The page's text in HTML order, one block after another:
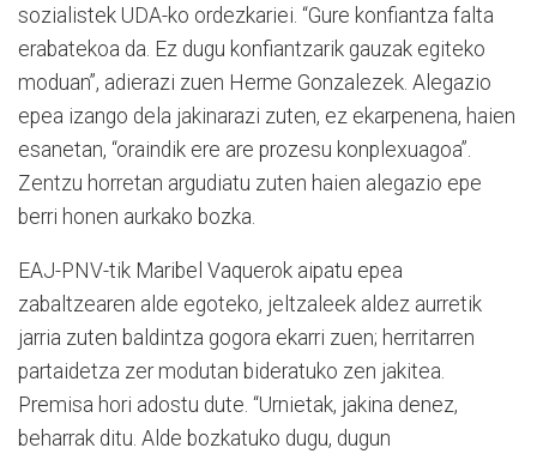
sozialistek UDA-ko ordezkariei. “Gure konfiantza falta
erabatekoa da. Ez dugu konfiantzarik gauzak egiteko
moduan”, adierazi zuen Herme Gonzalezek. Alegazio
epea izango dela jakinarazi zuten, ez ekarpenena, haien
esanetan, “oraindik ere are prozesu konplexuagoa”.
Zentzu horretan argudiatu zuten haien alegazio epe
berri honen aurkako bozka.
EAJ-PNV-tik Maribel Vaquerok aipatu epea
zabaltzearen alde egoteko, jeltzaleek aldez aurretik
jarria zuten baldintza gogora ekarri zuen; herritarren
partaidetza zer modutan bideratuko zen jakitea.
Premisa hori adostu dute. “Urnietak, jakina denez,
beharrak ditu. Alde bozkatuko dugu, dugun